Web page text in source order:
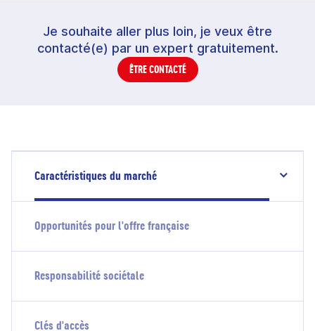
Je souhaite aller plus loin, je veux être
contacté(e) par un expert gratuitement.
ÊTRE CONTACTÉ
Caractéristiques du marché
Opportunités pour l'offre française
Responsabilité sociétale
Clés d'accès